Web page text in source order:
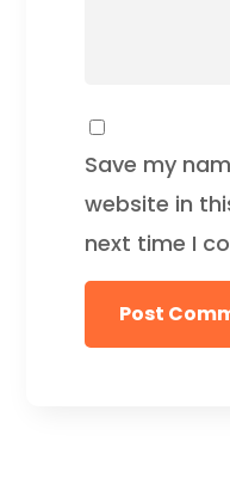
Save my
website in
next time I